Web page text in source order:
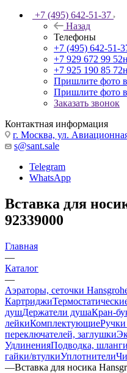
+7 (495) 642-51-37
Назад
Телефоны
+7 (495) 642-51-
+7 929 672 99 52
+7 925 190 85 72
Пришлите фото
Пришлите фото
Заказать звонок
Контактная информация
г. Москва, ул.
s@sant.sale
Telegram
WhatsApp
Вставка для
92339000
Главная
—
Каталог
—
Аэраторы, сеточки
Картриджи
душДержатели душаКран-
лейкиКомплектующиеРучки
переключателей, заглушки
УдлиненияПодводка,
гайки/втулкиУплотнители
—Вставка для носика